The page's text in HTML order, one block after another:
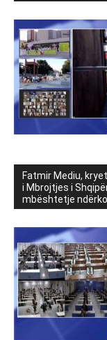
Fatmir Mediu,
i Mbrojtjes i
mbështetje